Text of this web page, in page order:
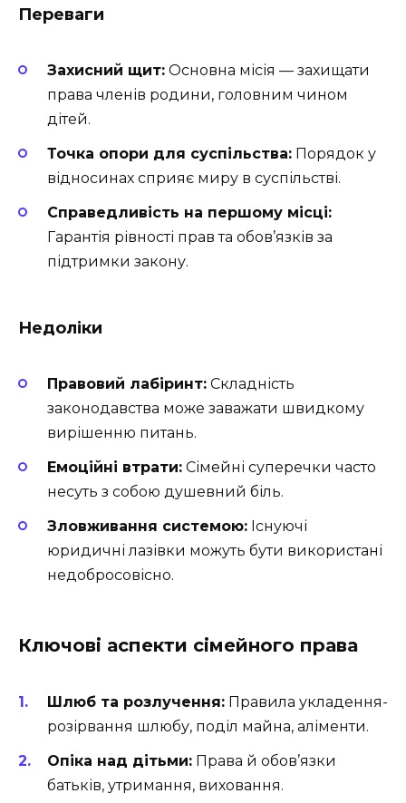
Переваги
Захисний щит: Основна місія — захищати
права членів родини, головним чином
дітей.
Точка опори для суспільства: Порядок у
відносинах сприяє миру в суспільстві.
Справедливість на першому місці:
Гарантія рівності прав та обов’язків за
підтримки закону.
Недоліки
Правовий лабіринт: Складність
законодавства може заважати швидкому
вирішенню питань.
Емоційні втрати: Сімейні суперечки часто
несуть з собою душевний біль.
Зловживання системою: Існуючі
юридичні лазівки можуть бути використані
недобросовісно.
Ключові аспекти сімейного права
Шлюб та розлучення: Правила укладення-
розірвання шлюбу, поділ майна, аліменти.
Опіка над дітьми: Права й обов’язки
батьків, утримання, виховання.